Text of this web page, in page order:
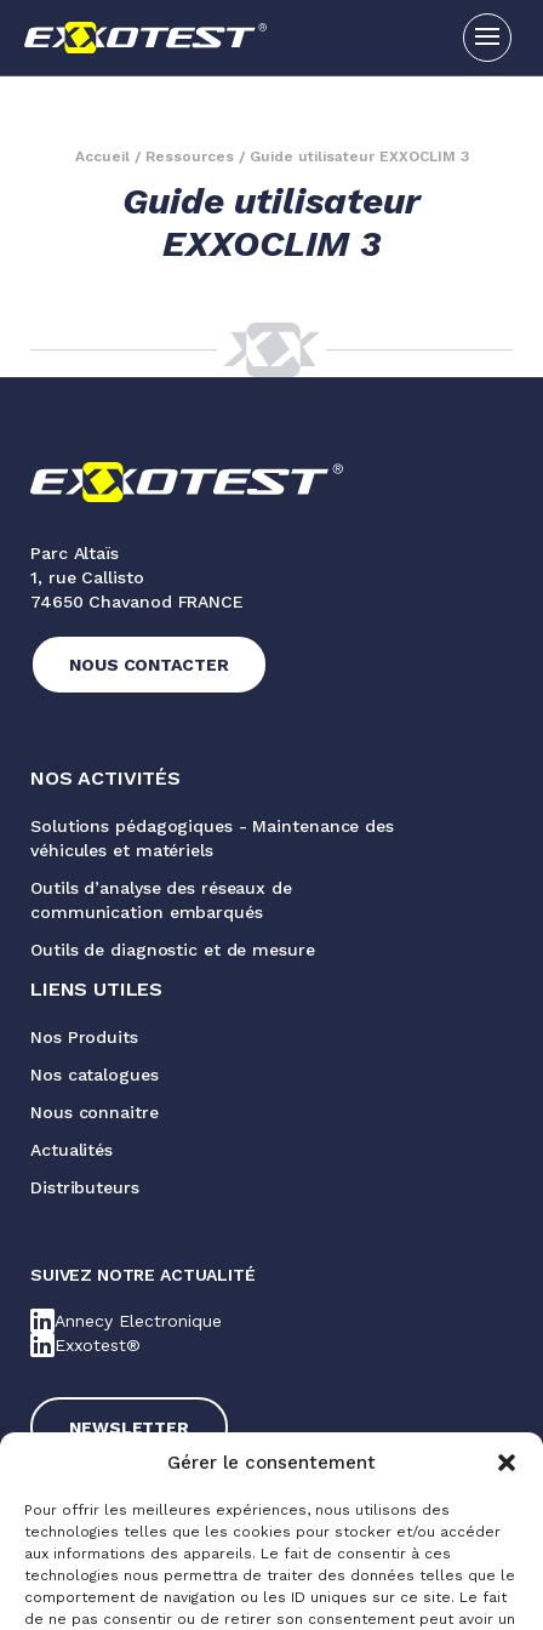
Gérer le consentement
Pour offrir les meilleures expériences, nous utilisons des
technologies telles que les cookies pour stocker et/ou accéder
aux informations des appareils. Le fait de consentir à ces
technologies nous permettra de traiter des données telles que le
comportement de navigation ou les ID uniques sur ce site. Le fait
de ne pas consentir ou de retirer son consentement peut avoir un
Accueil/ Ressources/ Guide utilisateur EXXOCLIM 3
Guide utilisateur
EXXOCLIM 3
Parc Altaïs
1, rue Callisto
74650 Chavanod FRANCE
NOUS CONTACTER
NOS ACTIVITÉS
Solutions pédagogiques - Maintenance des
véhicules et matériels
Outils d’analyse des réseaux de
communication embarqués
Outils de diagnostic et de mesure
LIENS UTILES
Nos Produits
Nos catalogues
Nous connaitre
Actualités
Distributeurs
SUIVEZ NOTRE ACTUALITÉ
Annecy Electronique
Exxotest®
NEWSLETTER